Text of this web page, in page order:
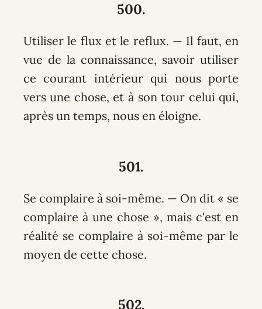
500.
Utiliser le flux et le reflux. — Il faut, en
vue de la connaissance, savoir utiliser
ce courant intérieur qui nous porte
vers une chose, et à son tour celui qui,
après un temps, nous en éloigne.
501.
Se complaire à soi-même. — On dit « se
complaire à une chose », mais c'est en
réalité se complaire à soi-même par le
moyen de cette chose.
502.